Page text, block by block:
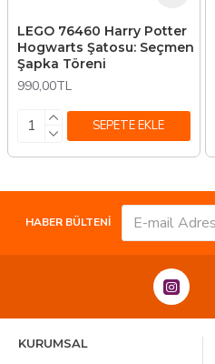
LEGO 76460 Harry Potter
Hogwarts Şatosu: Seçmen
Şapka Töreni
990,00TL
SEPETE EKLE
HABER BÜLTENİ
KURUMSAL